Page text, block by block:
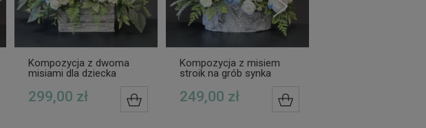
DO KOSZYKA
Kompozycja z dwoma
misiami dla dziecka
299,00 zł DO KOSZYKA
Kompozycja z misiem
stroik na grób synka
249,00 zł